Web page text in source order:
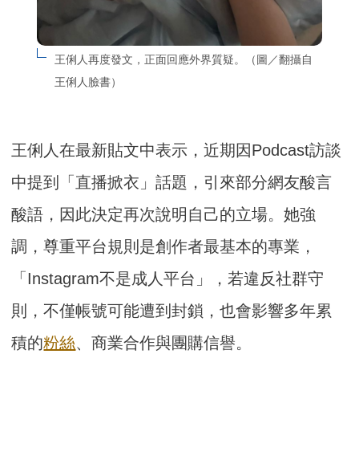
王俐人再度發文，正面回應外界質疑。（圖／翻攝自
王俐人臉書）
王俐人在最新貼文中表示，近期因Podcast訪談
中提到「直播掀衣」話題，引來部分網友酸言
酸語，因此決定再次說明自己的立場。她強
調，尊重平台規則是創作者最基本的專業，
「Instagram不是成人平台」，若違反社群守
則，不僅帳號可能遭到封鎖，也會影響多年累
積的粉絲、商業合作與團購信譽。